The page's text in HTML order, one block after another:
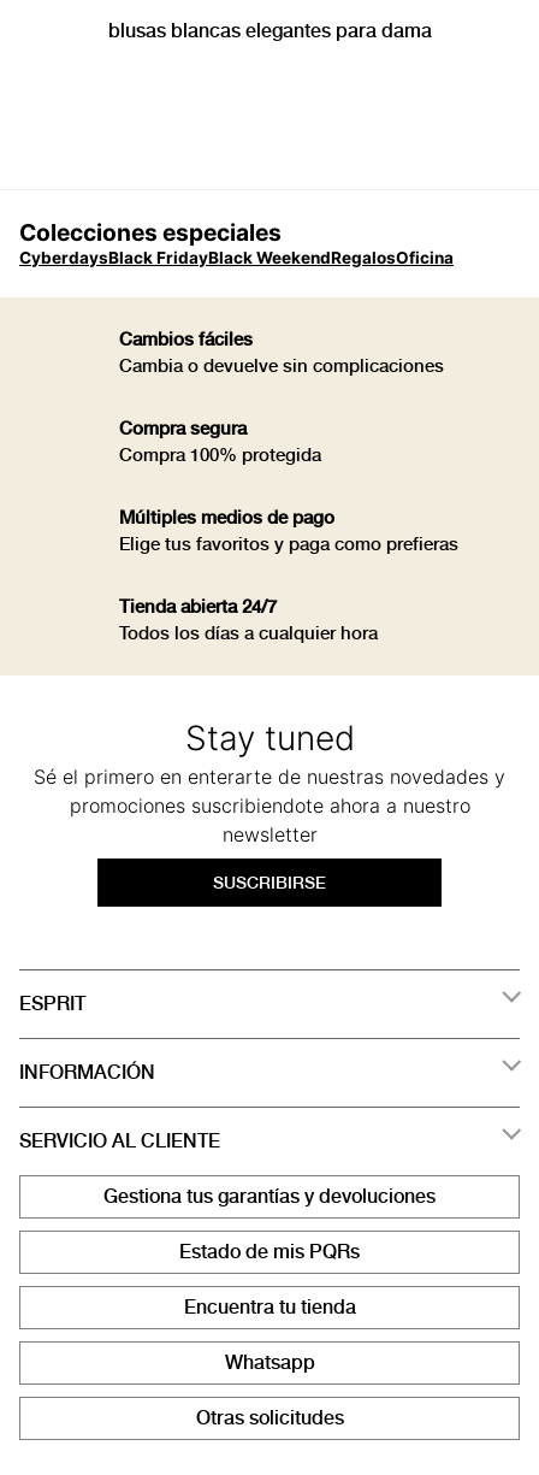
blusas blancas elegantes para dama
Colecciones especiales
CyberdaysBlack FridayBlack WeekendRegalosOficina
Cambios fáciles
Cambia o devuelve sin complicaciones
Compra segura
Compra 100% protegida
Múltiples medios de pago
Elige tus favoritos y paga como prefieras
Tienda abierta 24/7
Todos los días a cualquier hora
Stay tuned
Sé el primero en enterarte de nuestras novedades y
promociones suscribiendote ahora a nuestro
newsletter
SUSCRIBIRSE
ESPRIT
INFORMACIÓN
SERVICIO AL CLIENTE
Gestiona tus garantías y devoluciones
Estado de mis PQRs
Encuentra tu tienda
Whatsapp
Otras solicitudes